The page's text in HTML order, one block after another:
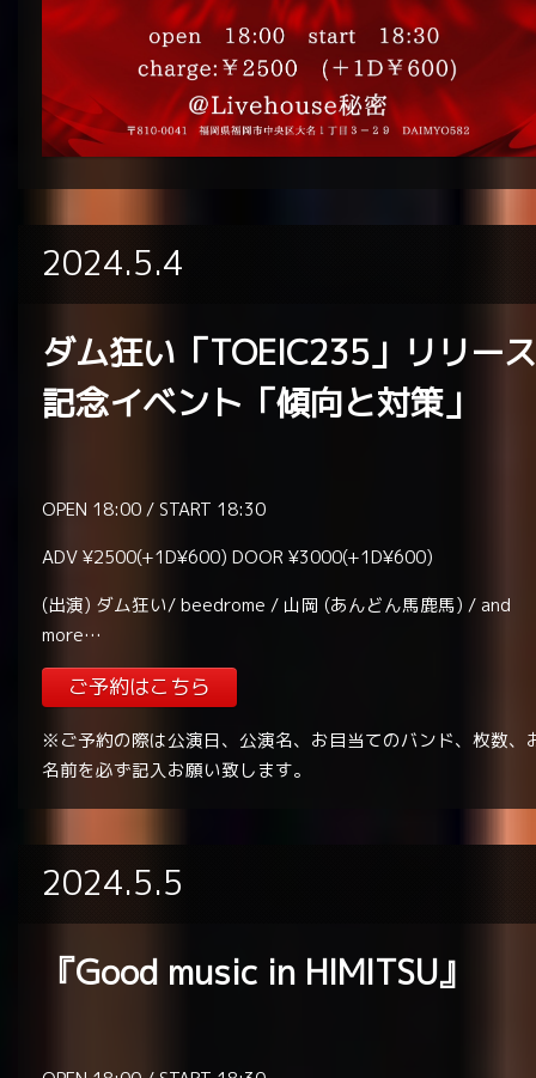
2024.5.4
ダム狂い「TOEIC235」リリース
記念イベント 「傾向と対策」
OPEN 18:00 / START 18:30
ADV ¥2500(+1D¥600) DOOR ¥3000(+1D¥600)
(出演) ダム狂い/ beedrome / 山岡 (あんどん馬鹿馬) / and
more…
ご予約はこちら
※ご予約の際は公演日、公演名、お目当てのバンド、枚数、
名前を必ず記入お願い致します。
2024.5.5
『Good music in HIMITSU』